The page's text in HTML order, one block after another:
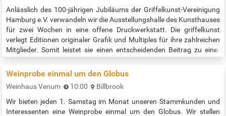
Anlässlich des 100-jährigen Jubiläums der Griffelkunst-Vereinigung
Hamburg e.V. verwandeln wir die Ausstellungshalle des Kunsthauses
für zwei Wochen in eine offene Druckwerkstatt. Die griffelkunst
verlegt Editionen originaler Grafik und Multiples für ihre zahlreichen
Mitglieder. Somit leistet sie einen entscheidenden Beitrag zu einer
und dem Medium der Druckgrafik. Dieses besondere…
Weinprobe einmal um den Globus
Weinhaus Venum 10:00
Billbrook
Wir bieten jeden 1. Samstag im Monat unseren Stammkunden und
Interessenten eine Weinprobe einmal um den Globus. Wir stellen